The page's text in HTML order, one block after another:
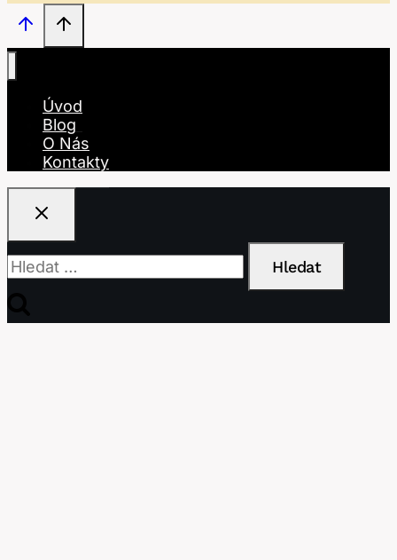
Úvod
Blog
O Nás
Kontakty
Vyhledávání